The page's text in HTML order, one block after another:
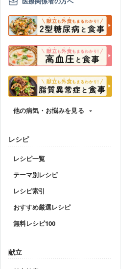
他の病気・お悩みを見る
レシピ
レシピ一覧
テーマ別レシピ
レシピ索引
おすすめ厳選レシピ
無料レシピ100
献立